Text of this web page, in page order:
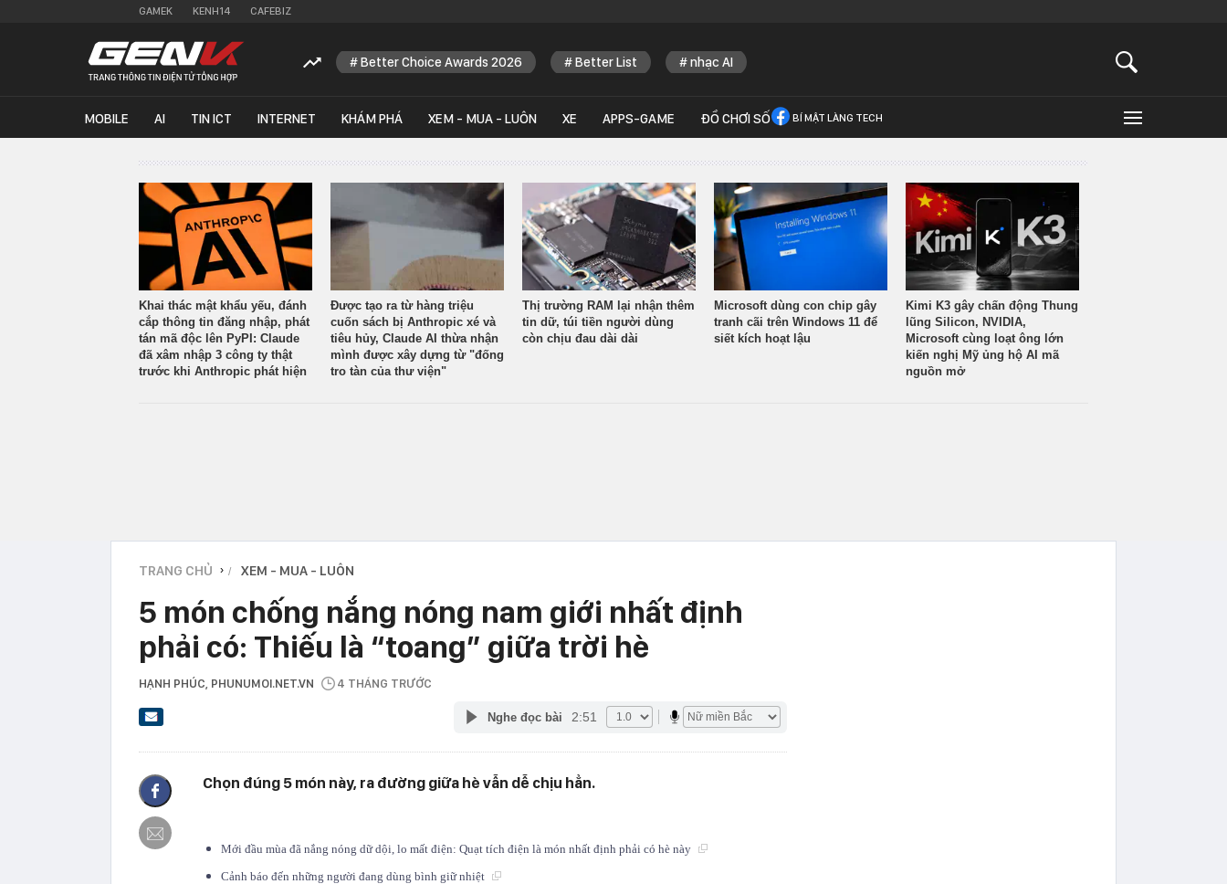
GAMEK KENH14 CAFEBIZ
Better Choice Awards 2026 Better List nhạc AI
MOBILE AI TIN ICT INTERNET KHÁM PHÁ XEM - MUA - LUÔN XE APPS-GAME ĐỒ CHƠI SỐ BÍ MẬT LÀNG TECH
Khai thác mật khẩu yếu, đánh
cắp thông tin đăng nhập, phát
tán mã độc lên PyPI: Claude
đã xâm nhập 3 công ty thật
trước khi Anthropic phát hiện
Được tạo ra từ hàng triệu
cuốn sách bị Anthropic xé và
tiêu hủy, Claude AI thừa nhận
mình được xây dựng từ "đống
tro tàn của thư viện"
Thị trường RAM lại nhận thêm
tin dữ, túi tiền người dùng
còn chịu đau dài dài
Microsoft dùng con chip gây
tranh cãi trên Windows 11 để
siết kích hoạt lậu
Kimi K3 gây chấn động Thung
lũng Silicon, NVIDIA,
Microsoft cùng loạt ông lớn
kiến nghị Mỹ ủng hộ AI mã
nguồn mở
TRANG CHỦ › XEM - MUA - LUÔN
5 món chống nắng nóng nam giới nhất định
phải có: Thiếu là “toang” giữa trời hè
HẠNH PHÚC , PHUNUMOI.NET.VN 4 THÁNG TRƯỚC
Nghe đọc bài 2:51
Chọn đúng 5 món này, ra đường giữa hè vẫn dễ chịu hẳn.
Mới đầu mùa đã nắng nóng dữ dội, lo mất điện: Quạt tích điện là món nhất định phải có hè này
Cảnh báo đến những người đang dùng bình giữ nhiệt